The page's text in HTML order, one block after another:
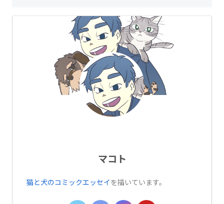
マコト
猫と犬のコミックエッセイを描いています。